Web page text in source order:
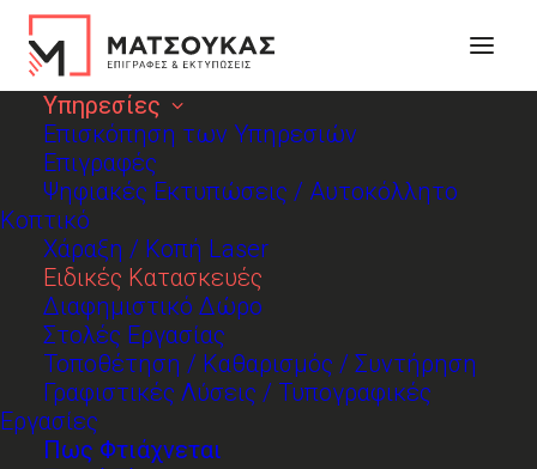
Υπηρεσίες
Επισκόπηση των Υπηρεσιών
Επιγραφές
Ψηφιακές Εκτυπώσεις / Αυτοκόλλητο
Κοπτικό
Χάραξη / Κοπή Laser
Ειδικές Κατασκευές
Διαφημιστικό Δώρο
Στολές Εργασίας
Τοποθέτηση / Καθαρισμός / Συντήρηση
Γραφιστικές Λύσεις / Τυπογραφικές
Εργασίες
Πως Φτιάχνεται
Ειδικές Κατασκευές